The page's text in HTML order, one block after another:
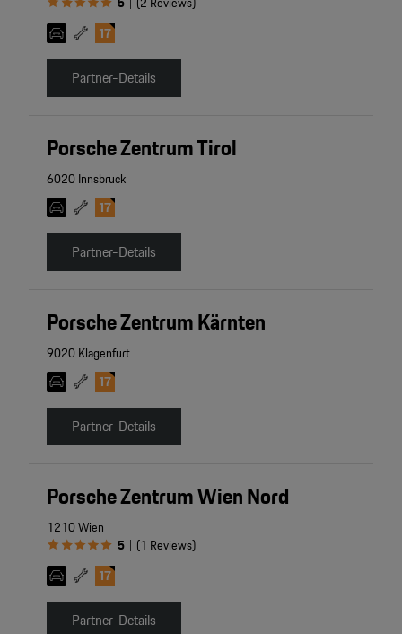
Partner-Details
Porsche Zentrum Tirol
6020 Innsbruck
Partner-Details
Porsche Zentrum Kärnten
9020 Klagenfurt
Partner-Details
Porsche Zentrum Wien Nord
1210 Wien
5 | (1 Reviews)
Partner-Details
2